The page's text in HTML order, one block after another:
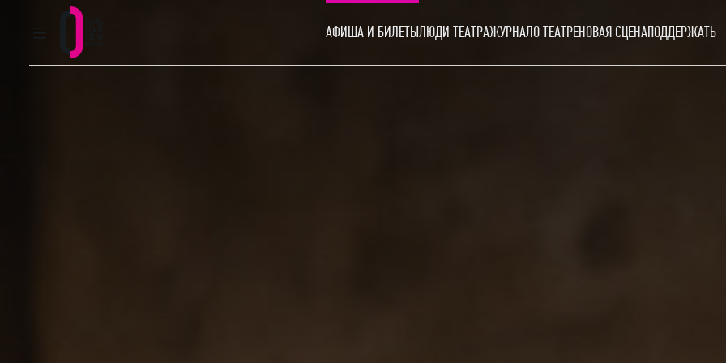
ГЛАВНОЕ МЕНЮ
Пермский театр оперы и балета
АФИША И БИЛЕТЫЛЮДИ ТЕАТРАЖУРНАЛО ТЕАТРЕНОВАЯ СЦЕНАПОДДЕРЖАТЬ